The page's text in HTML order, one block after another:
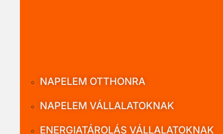
NAPELEM OTTHONRA
NAPELEM VÁLLALATOKNAK
ENERGIATÁROLÁS VÁLLALATOKNAK